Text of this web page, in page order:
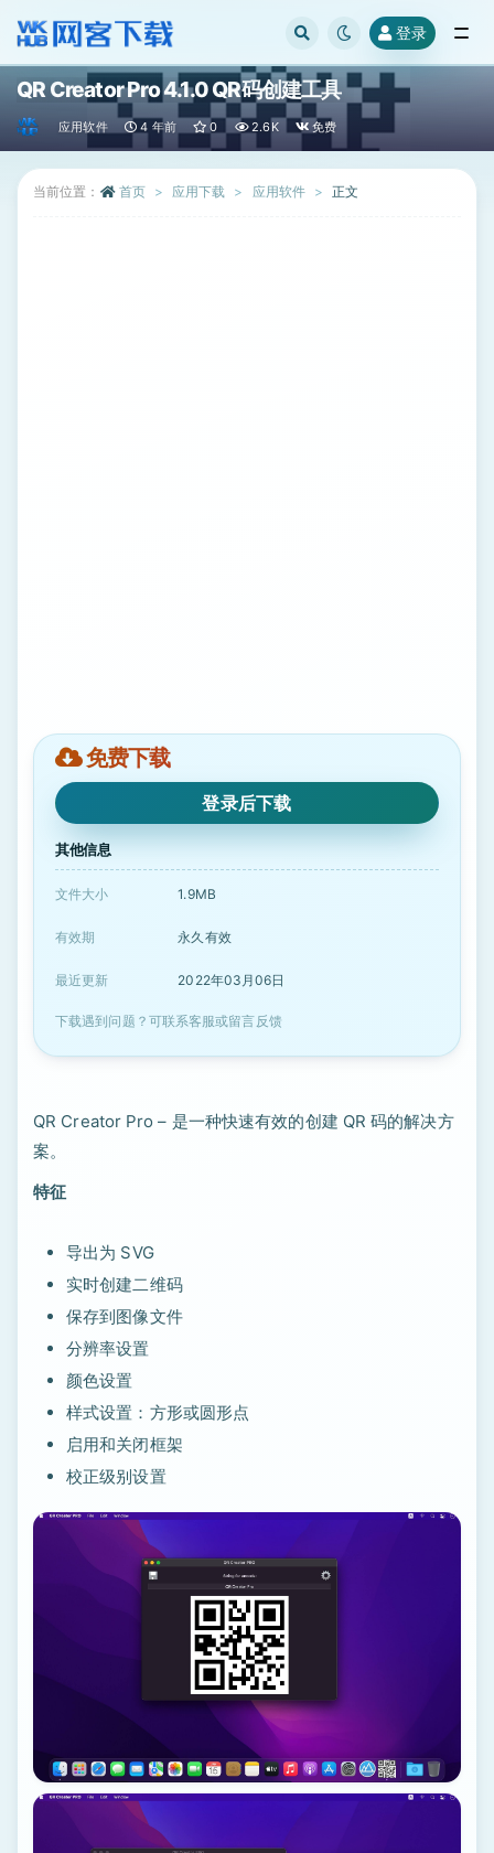
登录
QR Creator Pro 4.1.0 QR码创建工具
应用软件 4 年前 0 2.6K 免费
当前位置： 首页 应用下载 应用软件 正文
免费下载
登录后下载
其他信息
文件大小 1.9MB
有效期 永久有效
最近更新 2022年03月06日
下载遇到问题？可联系客服或留言反馈
QR Creator Pro – 是一种快速有效的创建 QR 码的解决方
案。
特征
导出为 SVG
实时创建二维码
保存到图像文件
分辨率设置
颜色设置
样式设置：方形或圆形点
启用和关闭框架
校正级别设置
全部